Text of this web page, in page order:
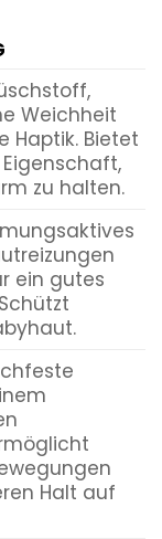
Weichheit
Haptik. Bietet
zu halten.
ein gutes
Halt auf